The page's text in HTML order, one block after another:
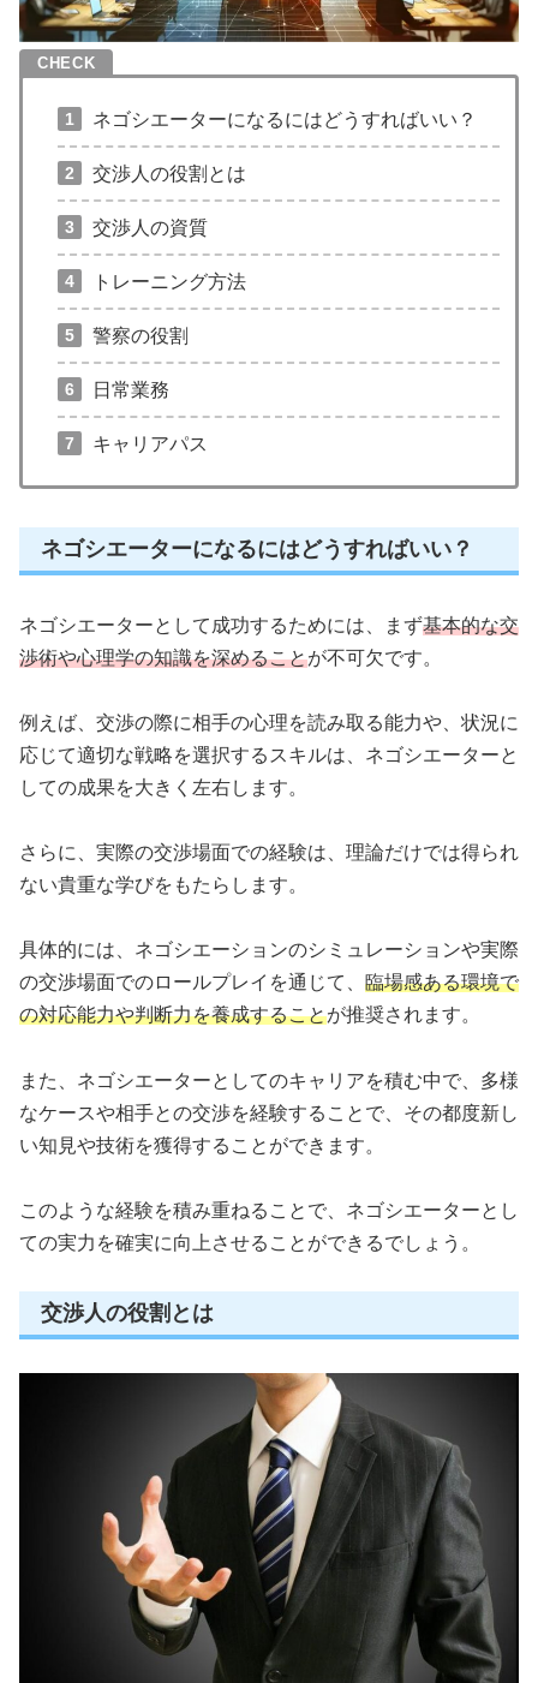
ネゴシエーターになるにはどうすればいい？
交渉人の役割とは
交渉人の資質
トレーニング方法
警察の役割
日常業務
キャリアパス
ネゴシエーターになるにはどうすればいい？
ネゴシエーターとして成功するためには、まず基本的な交
渉術や心理学の知識を深めることが不可欠です。
例えば、交渉の際に相手の心理を読み取る能力や、状況に
応じて適切な戦略を選択するスキルは、ネゴシエーターと
しての成果を大きく左右します。
さらに、実際の交渉場面での経験は、理論だけでは得られ
ない貴重な学びをもたらします。
具体的には、ネゴシエーションのシミュレーションや実際
の交渉場面でのロールプレイを通じて、 臨場感ある環境で
の対応能力や判断力を養成することが推奨されます。
また、ネゴシエーターとしてのキャリアを積む中で、多様
なケースや相手との交渉を経験することで、その都度新し
い知見や技術を獲得することができます。
このような経験を積み重ねることで、ネゴシエーターとし
ての実力を確実に向上させることができるでしょう。
交渉人の役割とは